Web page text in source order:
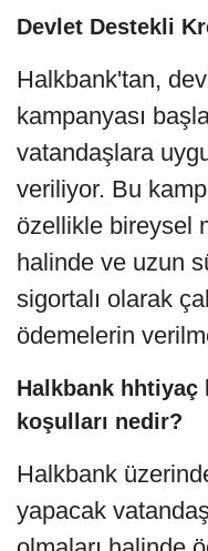
Devlet Destekli
Halkbank'tan,
kampanyası
vatandaşlara
veriliyor. Bu
özellikle bireysel
halinde ve uzun
sigortalı olarak
ödemelerin
Halkbank
koşulları nedir?
Halkbank
yapacak